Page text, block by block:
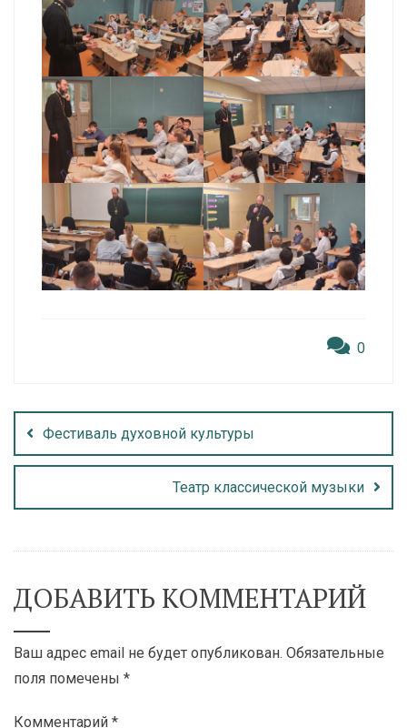
0
Фестиваль духовной культуры
Театр классической музыки
ДОБАВИТЬ КОММЕНТАРИЙ
Ваш адрес email не будет опубликован. Обязательные
поля помечены *
Комментарий *